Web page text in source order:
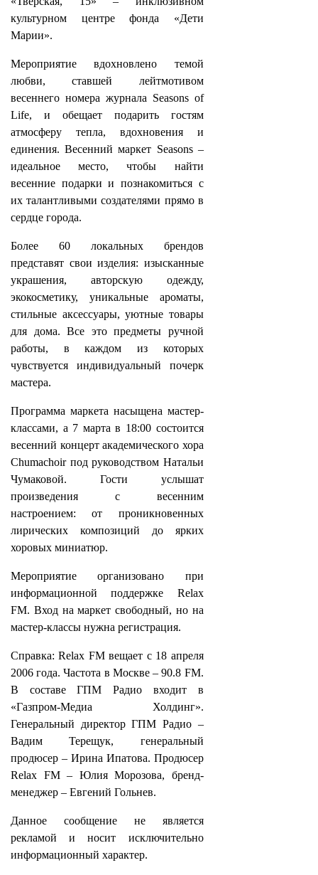
культурном центре фонда «Дети
Марии».
Мероприятие вдохновлено темой
любви, ставшей лейтмотивом
весеннего номера журнала Seasons of
Life, и обещает подарить гостям
атмосферу тепла, вдохновения и
единения. Весенний маркет Seasons –
идеальное место, чтобы найти
весенние подарки и познакомиться с
их талантливыми создателями прямо в
сердце города.
Более 60 локальных брендов
представят свои изделия: изысканные
украшения, авторскую одежду,
экокосметику, уникальные ароматы,
стильные аксессуары, уютные товары
для дома. Все это предметы ручной
работы, в каждом из которых
чувствуется индивидуальный почерк
мастера.
Программа маркета насыщена мастер-
классами, а 7 марта в 18:00 состоится
весенний концерт академического хора
Chumachoir под руководством Натальи
Чумаковой. Гости услышат
произведения с весенним
настроением: от проникновенных
лирических композиций до ярких
хоровых миниатюр.
Мероприятие организовано при
информационной поддержке Relax
FM. Вход на маркет свободный, но на
мастер-классы нужна регистрация.
Справка: Relax FM вещает с 18 апреля
2006 года. Частота в Москве – 90.8 FM.
В составе ГПМ Радио входит в
«Газпром-Медиа Холдинг».
Генеральный директор ГПМ Радио –
Вадим Терещук, генеральный
продюсер – Ирина Ипатова. Продюсер
Relax FM – Юлия Морозова, бренд-
менеджер – Евгений Гольнев.
Данное сообщение не является
рекламой и носит исключительно
информационный характер.